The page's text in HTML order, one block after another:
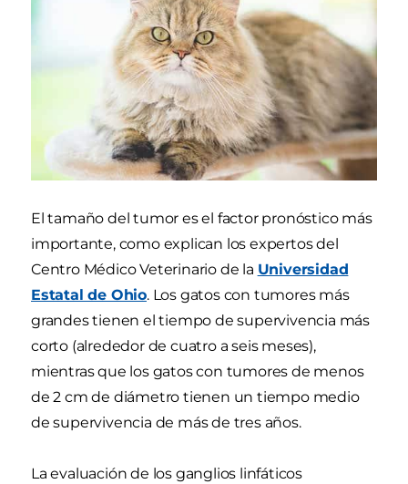
El tamaño del tumor es el factor pronóstico más
importante, como explican los expertos del
Centro Médico Veterinario de la Universidad
Estatal de Ohio. Los gatos con tumores más
grandes tienen el tiempo de supervivencia más
corto (alrededor de cuatro a seis meses),
mientras que los gatos con tumores de menos
de 2 cm de diámetro tienen un tiempo medio
de supervivencia de más de tres años.
La evaluación de los ganglios linfáticos